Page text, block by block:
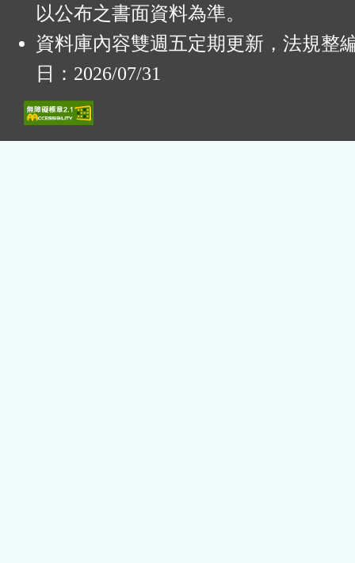
以公布之書面資料為準。
資料庫內容雙週五定期更新，法規整
日：2026/07/31